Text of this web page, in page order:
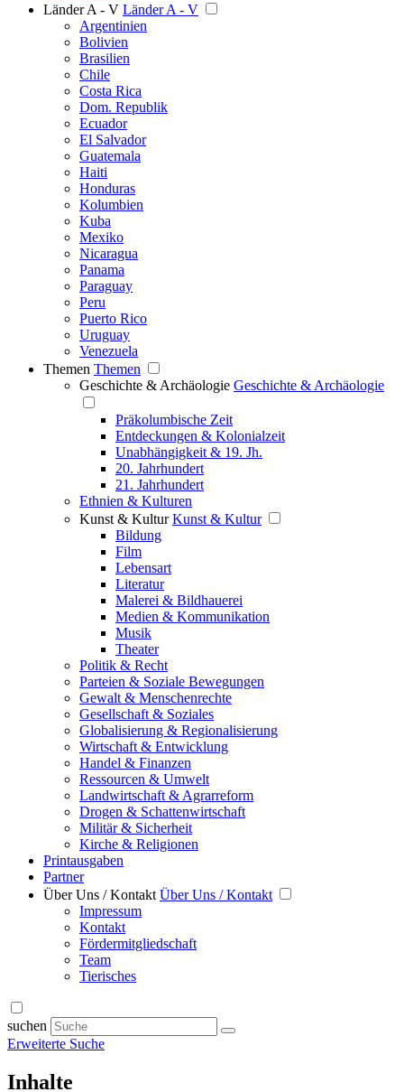
Länder A - V Länder A - V
Argentinien
Bolivien
Brasilien
Chile
Costa Rica
Dom. Republik
Ecuador
El Salvador
Guatemala
Haiti
Honduras
Kolumbien
Kuba
Mexiko
Nicaragua
Panama
Paraguay
Peru
Puerto Rico
Uruguay
Venezuela
Themen Themen
Geschichte & Archäologie Geschichte & Archäologie
Präkolumbische Zeit
Entdeckungen & Kolonialzeit
Unabhängigkeit & 19. Jh.
20. Jahrhundert
21. Jahrhundert
Ethnien & Kulturen
Kunst & Kultur Kunst & Kultur
Bildung
Film
Lebensart
Literatur
Malerei & Bildhauerei
Medien & Kommunikation
Musik
Theater
Politik & Recht
Parteien & Soziale Bewegungen
Gewalt & Menschenrechte
Gesellschaft & Soziales
Globalisierung & Regionalisierung
Wirtschaft & Entwicklung
Handel & Finanzen
Ressourcen & Umwelt
Landwirtschaft & Agrarreform
Drogen & Schattenwirtschaft
Militär & Sicherheit
Kirche & Religionen
Printausgaben
Partner
Über Uns / Kontakt Über Uns / Kontakt
Impressum
Kontakt
Fördermitgliedschaft
Team
Tierisches
suchen
Erweiterte Suche
Inhalte